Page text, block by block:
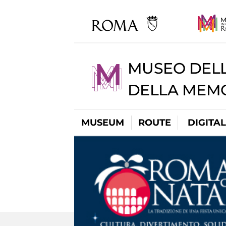
MUSEO
DELLA
MUSEUM ROUTE